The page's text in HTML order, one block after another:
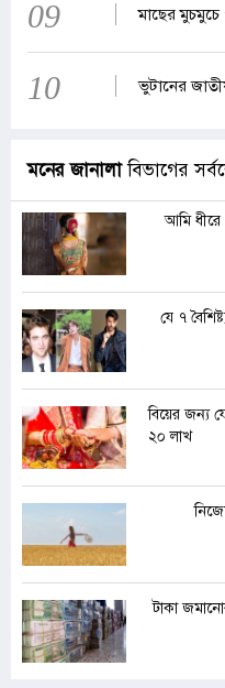
09 মাছের
10 ভুটানের
মনের জানালাবিভাগের
আমি ধীরে
যে ৭
বিয়ের জন্য
২০ লাখ
টাকা